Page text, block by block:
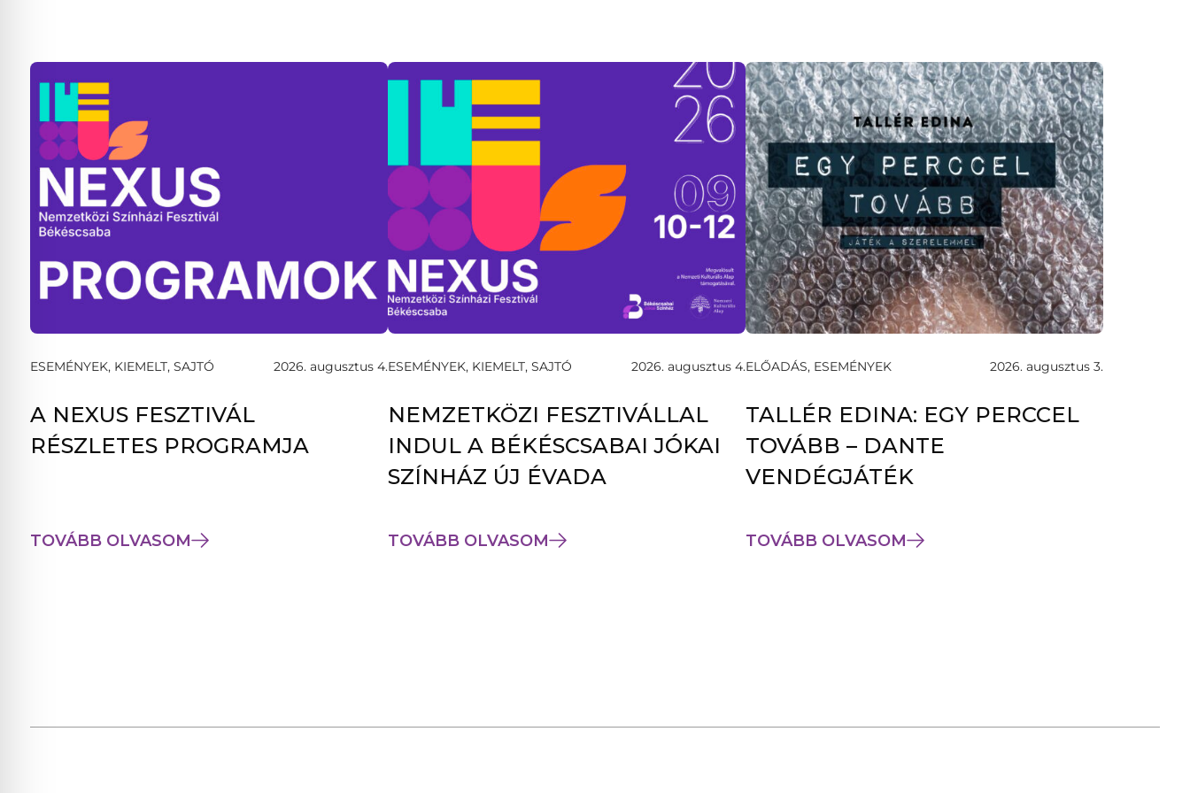
ESEMÉNYEK, KIEMELT, SAJTÓ 2026. augusztus 4.
A NEXUS FESZTIVÁL
RÉSZLETES PROGRAMJA
TOVÁBB OLVASOM
ESEMÉNYEK, KIEMELT, SAJTÓ 2026. augusztus 4.
NEMZETKÖZI FESZTIVÁLLAL
INDUL A BÉKÉSCSABAI JÓKAI
SZÍNHÁZ ÚJ ÉVADA
TOVÁBB OLVASOM
ELŐADÁS, ESEMÉNYEK 2026. augusztus 3.
TALLÉR EDINA: EGY PERCCEL
TOVÁBB – DANTE
VENDÉGJÁTÉK
TOVÁBB OLVASOM